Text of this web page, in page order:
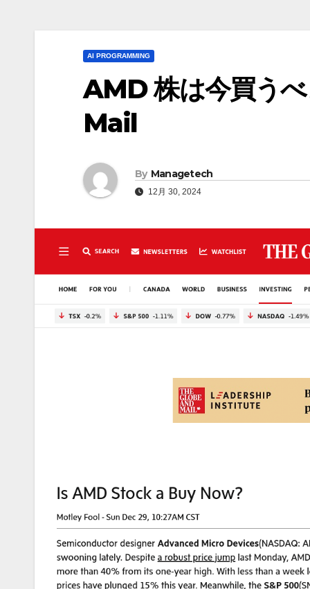
AI PROGRAMMING
AMD 株は今買う
Mail
By Managetech
12月 30, 2024